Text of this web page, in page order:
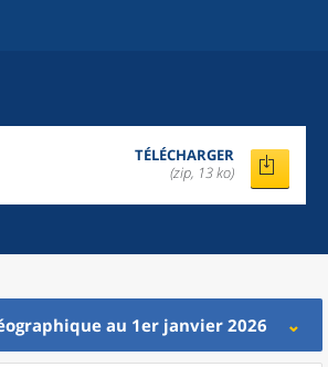
TÉLÉCHARGER
(zip, 13 ko)
au 1er janvier 2026